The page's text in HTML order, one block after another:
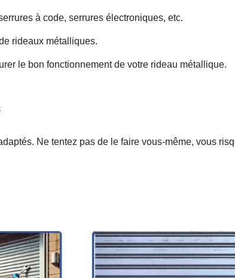
à code, serrures électroniques, etc.
rideaux métalliques.
le bon fonctionnement de votre rideau métallique.
Ne tentez pas de le faire vous-même, vous